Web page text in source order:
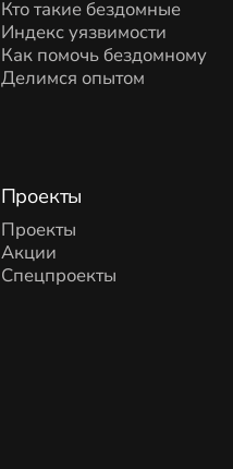
Проекты
Проекты
Акции
Спецпроекты
Кто такие бездомные
Индекс уязвимости
Как помочь бездомному
Делимся опытом